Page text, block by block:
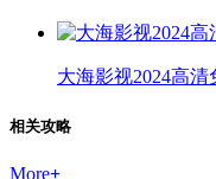
大海影视2024高清
相关攻略
More+